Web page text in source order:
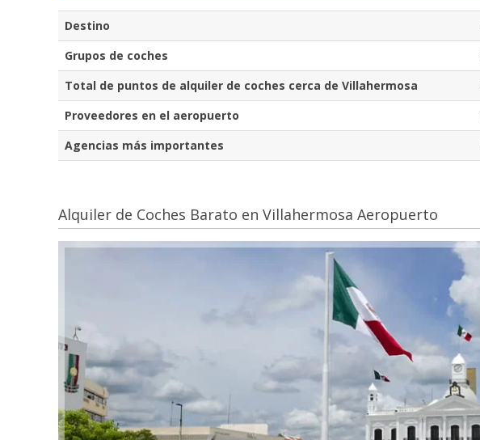
Destino
Grupos de coches
Total de puntos de alquiler de coches cerca de Villahermosa
Proveedores en el aeropuerto
Agencias más importantes
Alquiler de Coches Barato en Villahermosa Aeropuerto